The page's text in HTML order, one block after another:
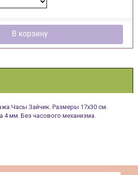
В корзину
Часы Зайчик. Размеры 17х30 см.
4 мм. Без часового механизма.